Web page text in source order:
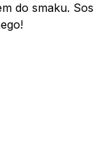
do smaku. Sos